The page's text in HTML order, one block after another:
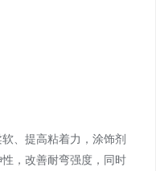
、提高粘着力，涂饰剂
，改善耐弯强度，同时